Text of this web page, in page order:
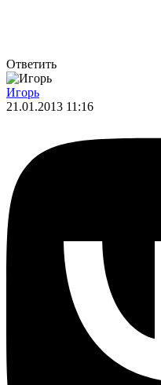
Ответить
Игорь
21.01.2013 11:16